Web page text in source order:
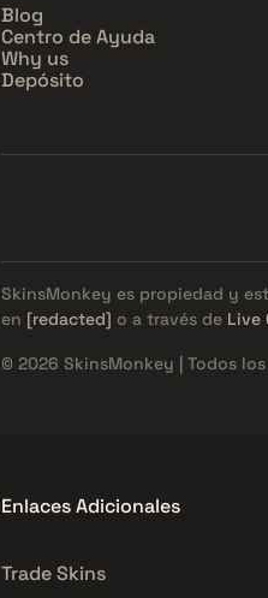
Blog
Centro de Ayuda
Why us
Depósito
SkinsMonkey es propiedad y
en [redacted] o a través de Live
© 2026 SkinsMonkey | Todos
Enlaces Adicionales
Trade Skins